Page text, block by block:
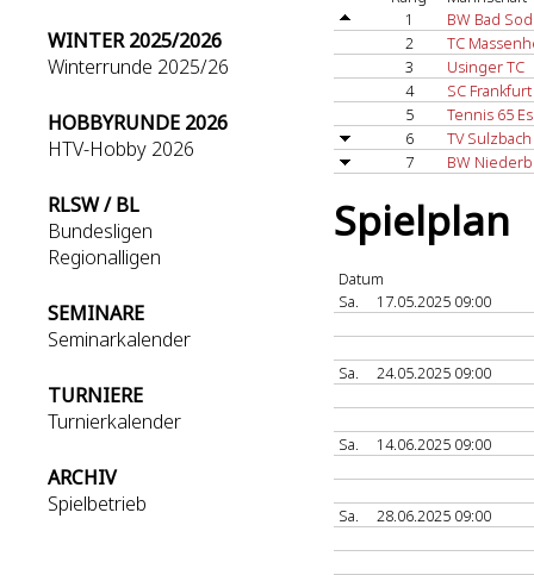
WINTER 2025/2026
Winterrunde 2025/26
HOBBYRUNDE 2026
HTV-Hobby 2026
RLSW / BL
Bundesligen
Regionalligen
SEMINARE
Seminarkalender
TURNIERE
Turnierkalender
ARCHIV
Spielbetrieb
1
BW Bad
2
TC
3
Usinger TC
4
SC
5
Tennis 65
6
TV
7
BW
Spielplan
Datum
Sa.
17.05.2025 09:00
Sa. 24.05.2025 09:00
Sa. 14.06.2025 09:00
Sa. 28.06.2025 09:00